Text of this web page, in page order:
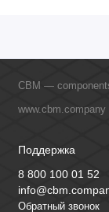
CBM —
Поддержка
8 800 100 01 52
Обратный звонок